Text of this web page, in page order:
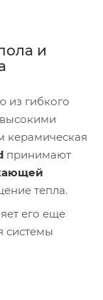
и
из гибкого
керамическая
принимают
тепла.
его еще
системы